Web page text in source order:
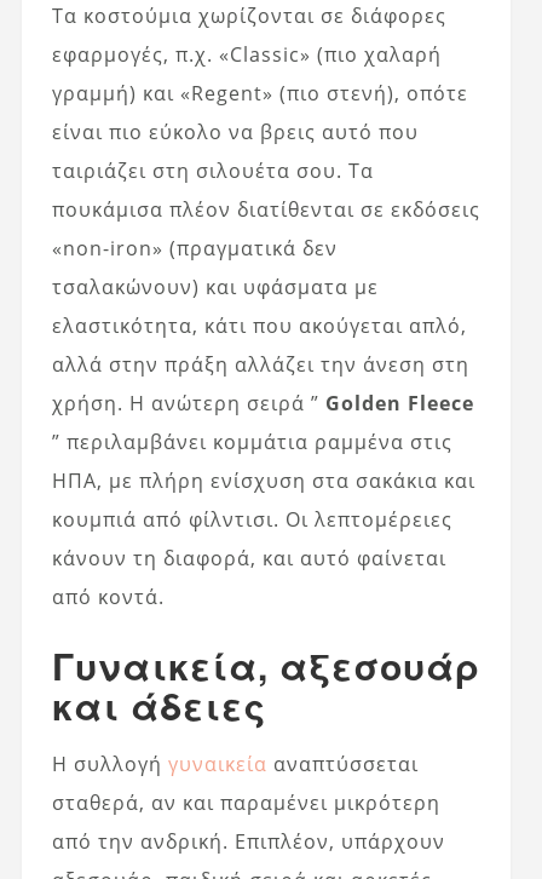
Τα κοστούμια χωρίζονται σε διάφορες
εφαρμογές, π.χ. «Classic» (πιο χαλαρή
γραμμή) και «Regent» (πιο στενή), οπότε
είναι πιο εύκολο να βρεις αυτό που
ταιριάζει στη σιλουέτα σου. Τα
πουκάμισα πλέον διατίθενται σε εκδόσεις
«non-iron» (πραγματικά δεν
τσαλακώνουν) και υφάσματα με
ελαστικότητα, κάτι που ακούγεται απλό,
αλλά στην πράξη αλλάζει την άνεση στη
χρήση. Η ανώτερη σειρά ” Golden Fleece
” περιλαμβάνει κομμάτια ραμμένα στις
ΗΠΑ, με πλήρη ενίσχυση στα σακάκια και
κουμπιά από φίλντισι. Οι λεπτομέρειες
κάνουν τη διαφορά, και αυτό φαίνεται
από κοντά.
Γυναικεία, αξεσουάρ
και άδειες
Η συλλογή γυναικεία αναπτύσσεται
σταθερά, αν και παραμένει μικρότερη
από την ανδρική. Επιπλέον, υπάρχουν